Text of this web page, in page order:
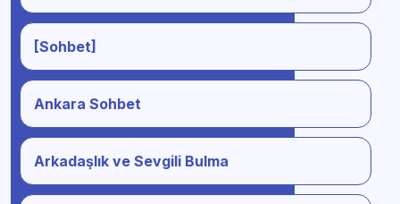
[Sohbet]
Ankara Sohbet
Arkadaşlık ve Sevgili Bulma